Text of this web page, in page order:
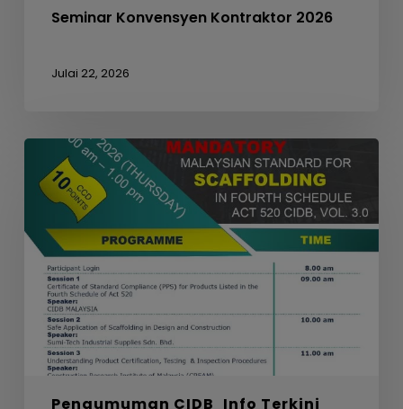
Seminar Konvensyen Kontraktor 2026
Julai 22, 2026
Pengumuman CIDB Info Terkini
WEBINAR
MANDATORY
MALAYSIAN
STANDARD
FOR
SCAFFOLDING
FOURTH
SCHEDULE
ACT